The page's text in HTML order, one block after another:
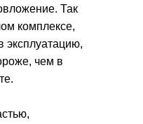
Так
комплексе,
эксплуатацию,
чем в